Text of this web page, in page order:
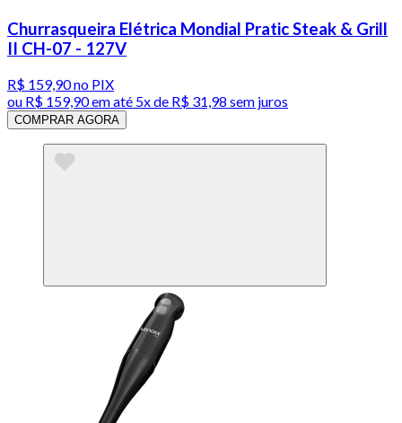
Churrasqueira Elétrica Mondial Pratic Steak & Grill
II CH-07 - 127V
R$ 159,90no PIX
ou R$ 159,90em até 5x de R$ 31,98 sem juros
COMPRAR AGORA